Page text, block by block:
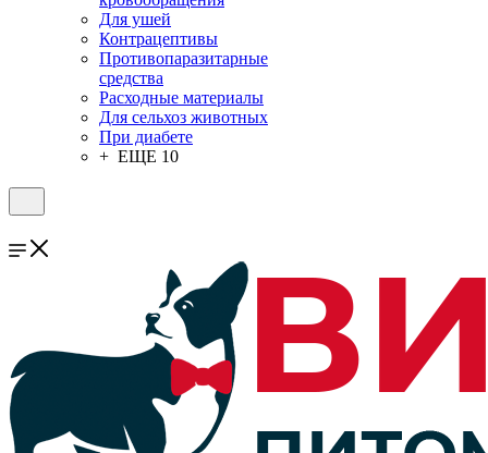
Для ушей
Контрацептивы
Противопаразитарные
средства
Расходные материалы
Для сельхоз животных
При диабете
+ ЕЩЕ 10